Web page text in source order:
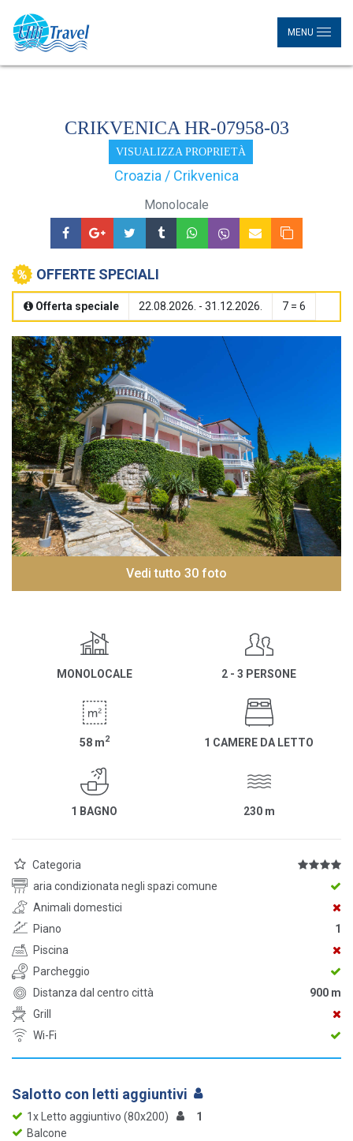
MENU
CRIKVENICA HR-07958-03
VISUALIZZA PROPRIETÀ
Croazia / Crikvenica
Monolocale
OFFERTE SPECIALI
Offerta speciale 22.08.2026. - 31.12.2026. 7 = 6
Vedi tutto 30 foto
MONOLOCALE 2 - 3 PERSONE
58 m2 1 CAMERE DA LETTO
1 BAGNO 230 m
Categoria
aria condizionata negli spazi comune
Animali domestici
Piano
1
Piscina
Parcheggio
Distanza dal centro città
900 m
Grill
Wi-Fi
Salotto con letti aggiuntivi
1x Letto aggiuntivo (80x200)
1
Balcone